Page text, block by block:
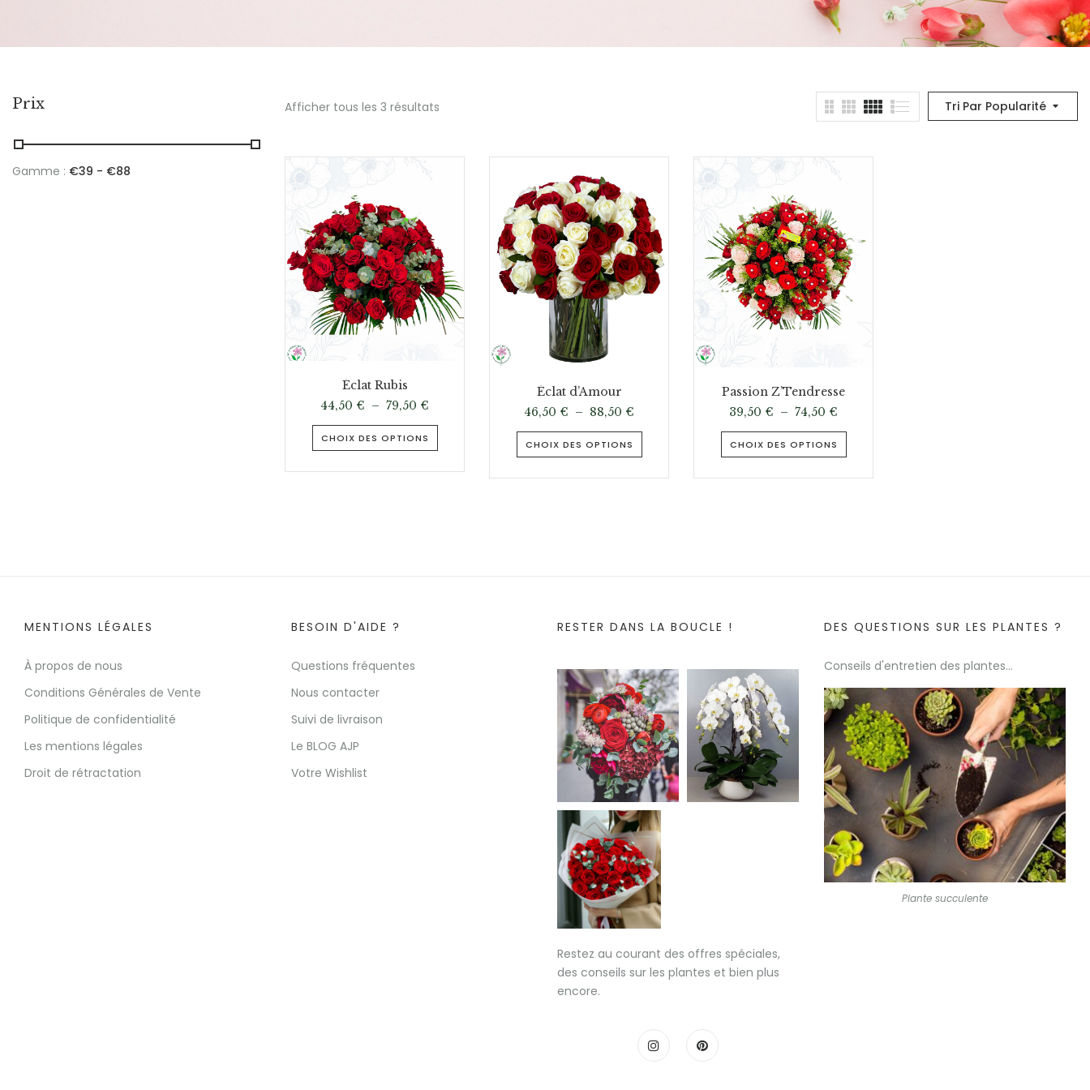
Prix
Gamme : €39 - €88
Tri Par Popularité
Afficher tous les 3 résultats
Éclat Rubis
44,50 € – 79,50 €
CHOIX DES OPTIONS
Éclat d’Amour
46,50 € – 88,50 €
CHOIX DES OPTIONS
Passion Z’Tendresse
39,50 € – 74,50 €
CHOIX DES OPTIONS
MENTIONS LÉGALES
À propos de nous
Conditions Générales de Vente
Politique de confidentialité
Les mentions légales
Droit de rétractation
BESOIN D'AIDE ?
Questions fréquentes
Nous contacter
Suivi de livraison
Le BLOG AJP
Votre Wishlist
RESTER DANS LA BOUCLE !
Restez au courant des offres spéciales,
des conseils sur les plantes et bien plus
encore.
DES QUESTIONS SUR LES PLANTES ?
Conseils d'entretien des plantes...
Plante succulente